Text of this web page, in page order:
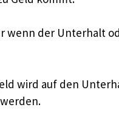
wenn der Unterhalt
wird auf den